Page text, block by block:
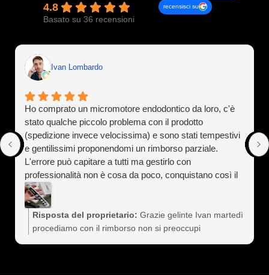
4.8
Basato su 36 recensioni
recensisci su
Ivan Lombardo
Ho comprato un micromotore endodontico da loro, c'è
stato qualche piccolo problema con il prodotto
(spedizione invece velocissima) e sono stati tempestivi
e gentilissimi proponendomi un rimborso parziale.
L'errore può capitare a tutti ma gestirlo con
professionalità non è cosa da poco, conquistano così il
cliente a vita). Assolutamente consigliati
Risposta del proprietario: Grazie gelinte Ivan martedì
procediamo con il rimborso non si preoccupi